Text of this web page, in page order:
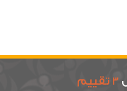
3 تقييم